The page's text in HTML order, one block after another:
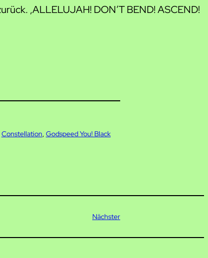
‚ALLELUJAH! DON’T BEND! ASCEND!
Constellation, Godspeed You! Black
Nächster